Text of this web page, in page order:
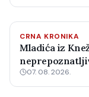
CRNA KRONIKA
Mladića iz
07. 08. 2026.